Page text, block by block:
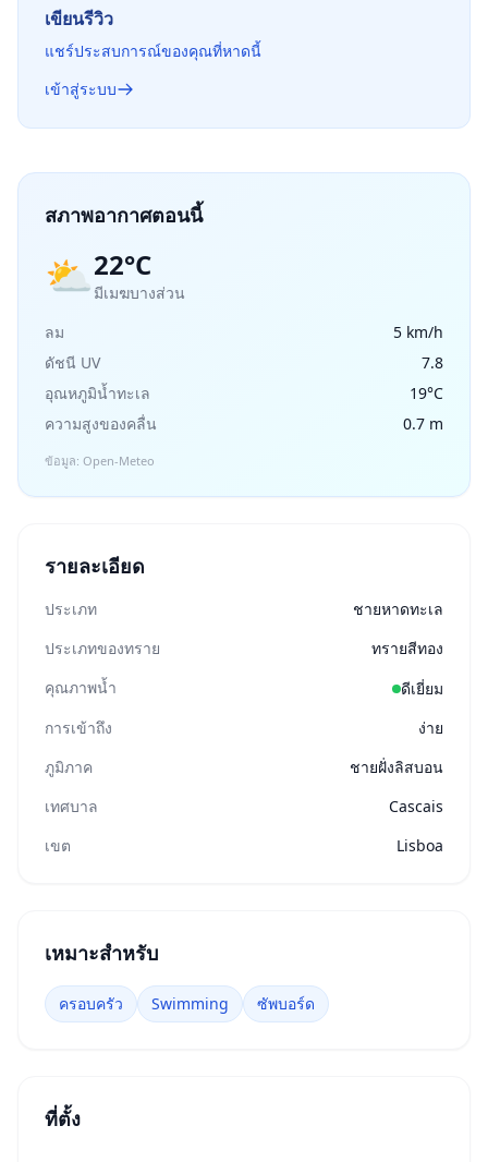
เขียนรีวิว
แชร์ประสบการณ์ของคุณที่หาดนี้
เข้าสู่ระบบ
สภาพอากาศตอนนี้
⛅22°C
มีเมฆบางส่วน
ลม
5 km/h
ดัชนี UV
7.8
อุณหภูมิน้ำทะเล
19°C
ความสูงของคลื่น
0.7 m
ข้อมูล: Open-Meteo
รายละเอียด
ประเภท
ชายหาดทะเล
ประเภทของทราย
ทรายสีทอง
คุณภาพน้ำ
ดีเยี่ยม
การเข้าถึง
ง่าย
ภูมิภาค
ชายฝั่งลิสบอน
เทศบาล
Cascais
เขต
Lisboa
เหมาะสำหรับ
ครอบครัว Swimming ซัพบอร์ด
ที่ตั้ง